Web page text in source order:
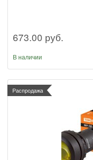
673.00 руб.
В наличии
Распродажа